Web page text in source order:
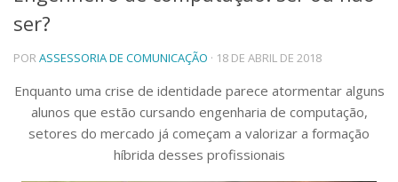
Telefones e Mapas
Ensino
Graduação
Pós-Graduação
Educação a distância
ser?
PORASSESSORIA DE COMUNICAÇÃO · 18 DE ABRIL DE 2018
Enquanto uma crise de identidade parece atormentar alguns
alunos que estão cursando engenharia de computação,
setores do mercado já começam a valorizar a formação
híbrida desses profissionais